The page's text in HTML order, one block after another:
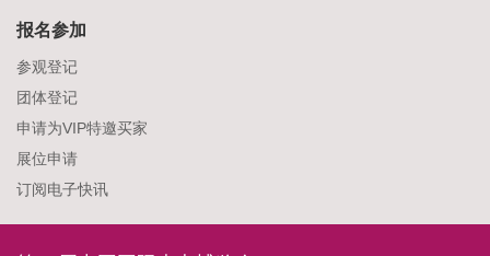
报名参加
参观登记
团体登记
申请为VIP特邀买家
展位申请
订阅电子快讯